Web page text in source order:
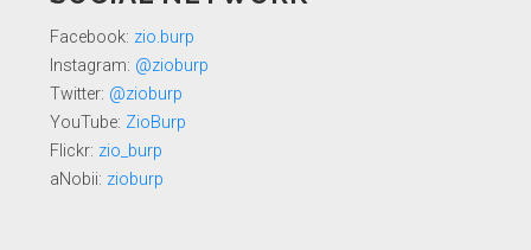
Facebook: zio.burp
Instagram: @zioburp
Twitter: @zioburp
YouTube: ZioBurp
Flickr: zio_burp
aNobii: zioburp